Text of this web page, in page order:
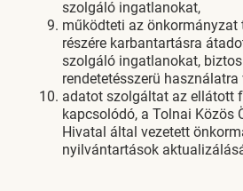
szolgáló ingatlanokat,
működteti az
részére karbantartásra
szolgáló ingatlanokat,
rendetetésszerü
adatot szolgáltat az ellátott
kapcsolódó, a Tolnai Közös
Hivatal által vezetett
nyilvántartások